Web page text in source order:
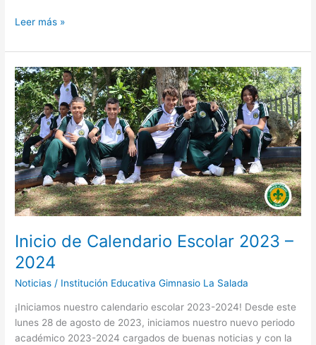
Leer más »
Inicio de Calendario Escolar 2023 –
2024
Noticias / Institución Educativa Gimnasio La Salada
¡Iniciamos nuestro calendario escolar 2023-2024! Desde este
lunes 28 de agosto de 2023, iniciamos nuestro nuevo periodo
académico 2023-2024 cargados de buenas noticias y con la
Inicio
de
Calendario
Escolar
2023
–
2024